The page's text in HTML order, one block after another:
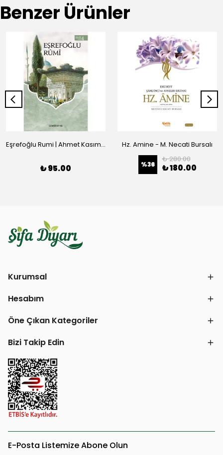
Benzer Ürünler
Eşrefoğlu Rumi | Ahmet Kasım Fidan
₺ 95.00
Hz. Amine - M. Necati Bursalı
%36
₺ 280.00
₺ 180.00
Kurumsal
Hesabım
Öne Çıkan Kategoriler
Bizi Takip Edin
E-Posta Listemize Abone Olun